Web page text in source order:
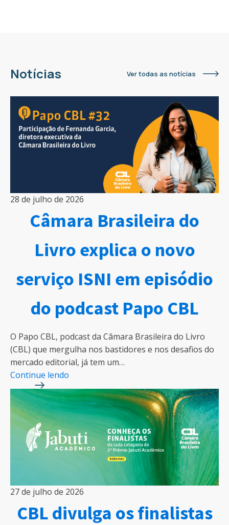
Notícias Ver todas as notícias
28 de julho de 2026
Câmara Brasileira do
Livro explica o novo
serviço ISNI em episódio
do podcast Papo CBL
O Papo CBL, podcast da Câmara Brasileira do Livro
(CBL) que mergulha nos bastidores e nos desafios do
mercado editorial, já tem um…
Continue lendo
27 de julho de 2026
CBL divulga os finalistas